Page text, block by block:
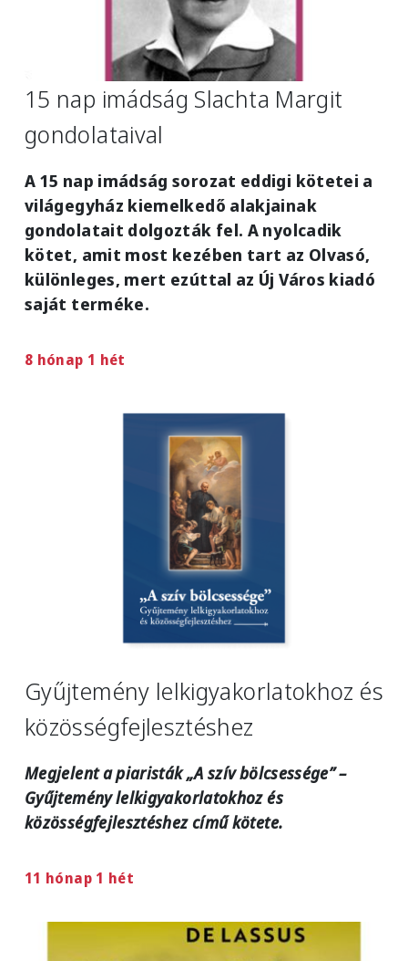
15 nap imádság Slachta Margit
gondolataival
A 15 nap imádság sorozat eddigi kötetei a
világegyház kiemelkedő alakjainak
gondolatait dolgozták fel. A nyolcadik
kötet, amit most kezében tart az Olvasó,
különleges, mert ezúttal az Új Város kiadó
saját terméke.
8 hónap 1 hét
Gyűjtemény lelkigyakorlatokhoz és
közösségfejlesztéshez
Megjelent a piaristák „A szív bölcsessége” –
Gyűjtemény lelkigyakorlatokhoz és
közösségfejlesztéshez című kötete.
11 hónap 1 hét
Image